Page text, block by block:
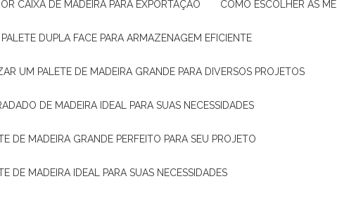
CAIXA DE MADEIRA PARA EXPORTAÇÃO COMO ESCOLHER AS
PALETE DUPLA FACE PARA ARMAZENAGEM EFICIENTE
UM PALETE DE MADEIRA GRANDE PARA DIVERSOS PROJETOS
DE MADEIRA IDEAL PARA SUAS NECESSIDADES
DE MADEIRA GRANDE PERFEITO PARA SEU PROJETO
DE MADEIRA IDEAL PARA SUAS NECESSIDADES